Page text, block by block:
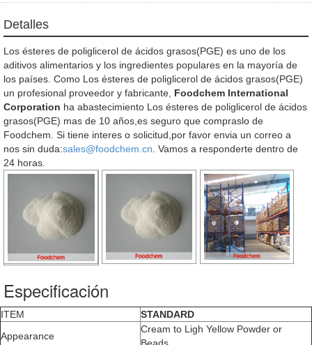
Detalles
Los ésteres de poliglicerol de ácidos grasos(PGE) es uno de los
aditivos alimentarios y los ingredientes populares en la mayoría de
los países. Como Los ésteres de poliglicerol de ácidos grasos(PGE)
un profesional proveedor y fabricante, Foodchem International
Corporation ha abastecimiento Los ésteres de poliglicerol de ácidos
grasos(PGE) mas de 10 años,es seguro que compraslo de
Foodchem. Si tiene interes o solicitud,por favor envia un correo a
nos sin duda:sales@foodchem.cn . Vamos a responderte dentro de
24 horas.
Especificación
ITEM
STANDARD
Appearance
Cream to Ligh Yellow Powder or